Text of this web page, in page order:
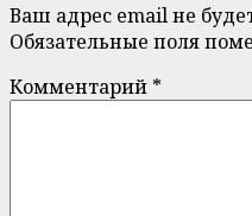
Ваш адрес email не
Обязательные поля
Комментарий *